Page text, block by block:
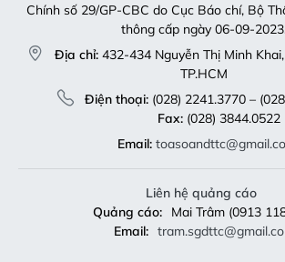
Chính số 29/GP-CBC do Cục Báo chí, Bộ
thông cấp ngày 06-09-
Địa chỉ: 432-434 Nguyễn Thị Minh
TP.HCM
Điện thoại:(028) 2241.3770 –
Fax:(028) 3844.0522
Email:
Liên hệ quảng cáo
Quảng cáo:
Mai Trâm (0913
Email: